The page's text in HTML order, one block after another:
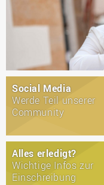
Social Media
Werde Teil unserer
Community
Alles erledigt?
Wichtige Infos zur
Einschreibung